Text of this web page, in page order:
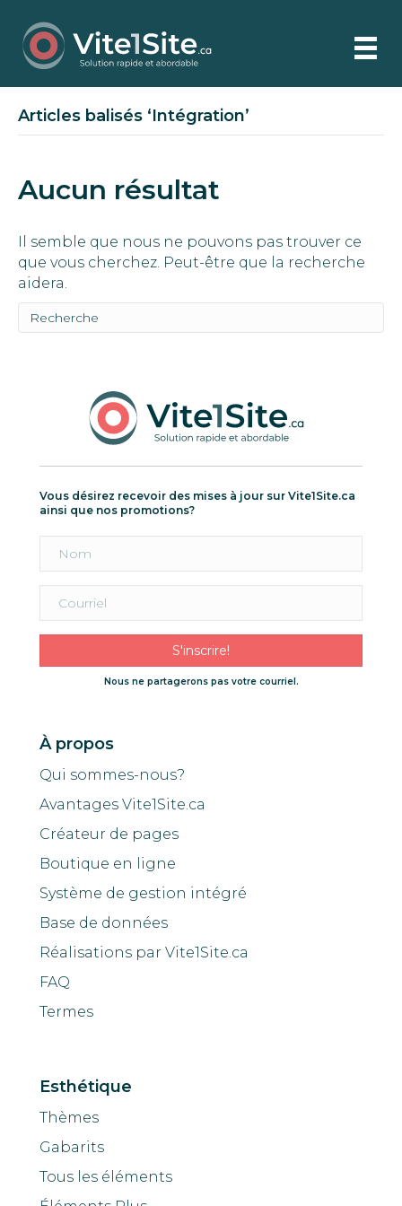
Articles balisés ‘Intégration’
Aucun résultat
Il semble que nous ne pouvons pas trouver ce
que vous cherchez. Peut-être que la recherche
aidera.
Vous désirez recevoir des mises à jour sur Vite1Site.ca
ainsi que nos promotions?
S'inscrire!
Nous ne partagerons pas votre courriel.
À propos
Qui sommes-nous?
Avantages Vite1Site.ca
Créateur de pages
Boutique en ligne
Système de gestion intégré
Base de données
Réalisations par Vite1Site.ca
FAQ
Termes
Esthétique
Thèmes
Gabarits
Tous les éléments